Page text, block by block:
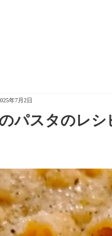
年7月2日
パスタのレシ